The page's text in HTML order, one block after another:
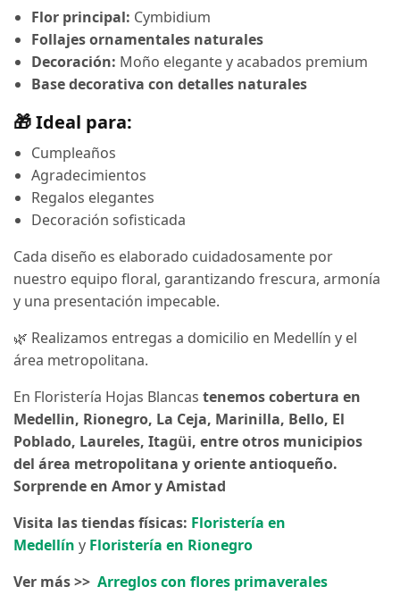
Flor principal: Cymbidium
Follajes ornamentales naturales
Decoración: Moño elegante y acabados premium
Base decorativa con detalles naturales
🎁 Ideal para:
Cumpleaños
Agradecimientos
Regalos elegantes
Decoración sofisticada
Cada diseño es elaborado cuidadosamente por
nuestro equipo floral, garantizando frescura, armonía
y una presentación impecable.
🌿 Realizamos entregas a domicilio en Medellín y el
área metropolitana.
En Floristería Hojas Blancastenemos cobertura en
Medellin, Rionegro, La Ceja, Marinilla, Bello, El
Poblado, Laureles, Itagüi, entre otros municipios
del área metropolitana y oriente antioqueño.
Sorprende en Amor y Amistad
Visita las tiendas físicas: Floristería en
Medellíny Floristería en Rionegro
Ver más >>Arreglos con flores primaverales